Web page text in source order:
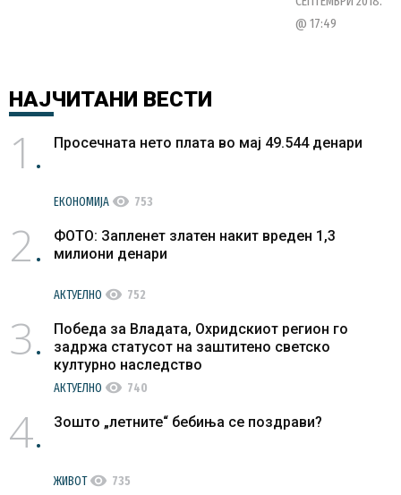
@ 17:49
НАЈЧИТАНИ ВЕСТИ
1 Просечната нето плата во мај 49.544 денари
ЕКОНОМИЈА visibility 753
2
ФОТО: Запленет златен накит вреден 1,3
милиони денари
АКТУЕЛНО visibility 752
3
Победа за Владата, Охридскиот регион го
задржа статусот на заштитено светско
културно наследство
АКТУЕЛНО visibility 740
4 Зошто „летните“ бебиња се поздрави?
ЖИВОТvisibility 735